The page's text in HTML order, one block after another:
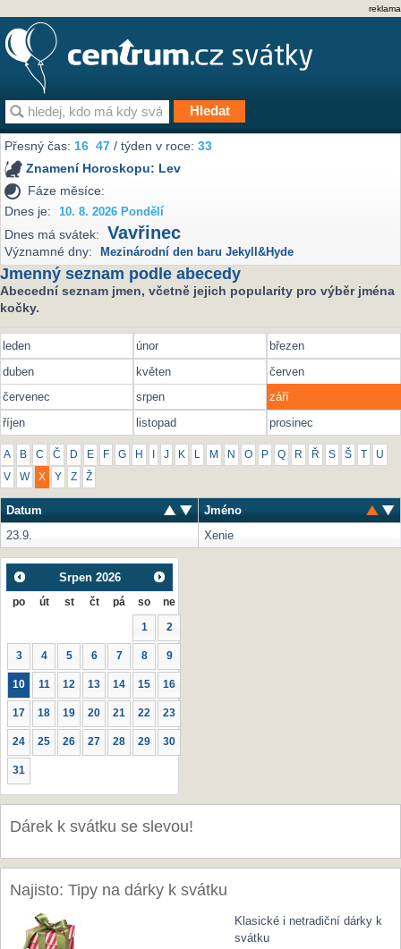
reklama
Přesný čas:16 47 / týden v roce:33
Znamení Horoskopu: Lev
Fáze měsíce:
Dnes je:
10. 8. 2026 Pondělí
Dnes má svátek: Vavřinec
Významné dny: Mezinárodní den baru Jekyll&Hyde
Jmenný seznam podle abecedy
Abecední seznam jmen, včetně jejich popularity pro výběr jména
kočky.
leden únor
březen
duben
květen
červen
červenec
srpen
září
říjen
listopad prosinec
A B C Č D E F G H J K L M N O P Q R Ř S Š U
V W X Y Z Ž
Datum
Jméno
23.9.
Xenie
Srpen 2026
po út st čt pá so ne
1 2
3 4 5 6 7 8 9
10 11 12 13 14 15 16
17 18 19 20 21 22 23
24 25 26 27 28 29 30
31
Dárek k svátku se slevou!
Najisto: Tipy na dárky k svátku
Klasické i netradiční dárky k
svátku